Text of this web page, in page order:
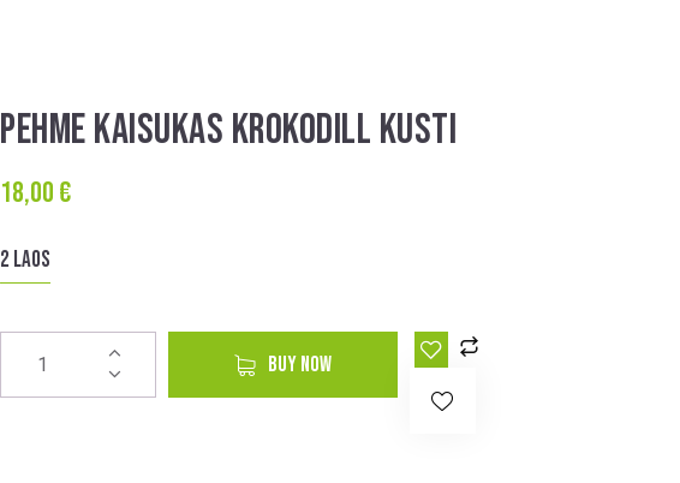
PEHME KAISUKAS KROKODILL KUSTI
18,00 €
2 laos
BUY NOW